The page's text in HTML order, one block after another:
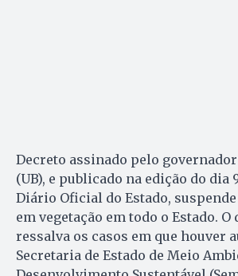
Decreto assinado pelo
(UB), e publicado na edição do dia
Diário Oficial do Estado, suspende
em vegetação em todo o Estado. O
ressalva os casos em que houver
Secretaria de Estado de Meio